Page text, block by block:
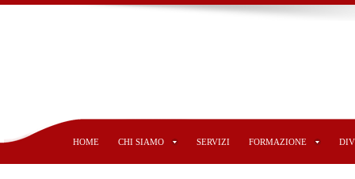
HOME CHI SIAMO SERVIZI FORMAZIONE